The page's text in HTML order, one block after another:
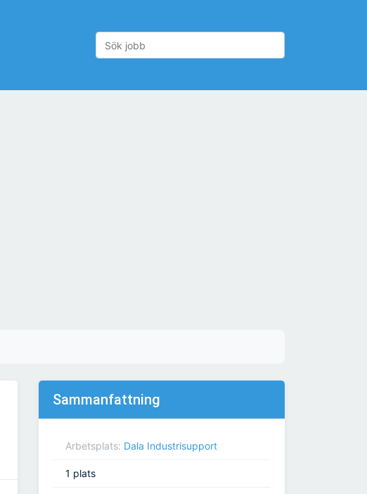
Sammanfattning
Arbetsplats: Dala Industrisupport
1 plats